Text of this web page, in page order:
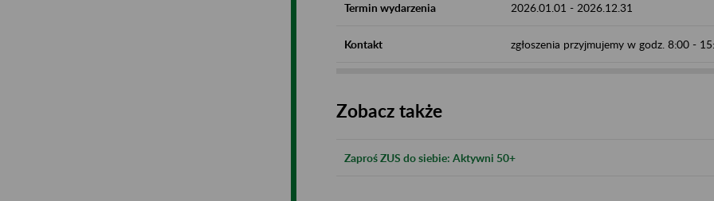
Termin wydarzenia 2026.01.01 - 2026.12.31
Kontakt zgłoszenia przyjmujemy w godz. 8:00 -
Zobacz także
Zaproś ZUS do siebie: Aktywni 50+